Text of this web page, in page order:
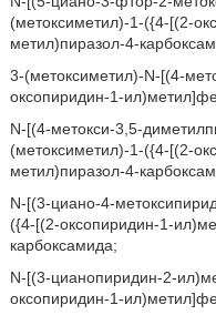
(метоксиметил)-1-({4-[(2-
метил)пиразол-4-
3-(метоксиметил)-N-[(4-
оксопиридин-1-
N-[(4-метокси-3,5-
(метоксиметил)-1-({4-[(2-
метил)пиразол-4-
N-[(3-циано-4-
({4-[(2-оксопиридин-1-
карбоксамида;
N-[(3-цианопиридин-2-
оксопиридин-1-